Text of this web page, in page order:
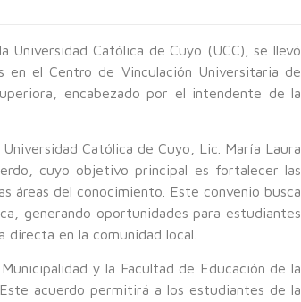
Universidad Católica de Cuyo (UCC), se llevó
en el Centro de Vinculación Universitaria de
encabezado por el intendente de la
Católica de Cuyo, Lic. María Laura
cuyo objetivo principal es fortalecer las
áreas del conocimiento. Este convenio busca
generando oportunidades para estudiantes
en la comunidad local.
y la Facultad de Educación de la
acuerdo permitirá a los estudiantes de la